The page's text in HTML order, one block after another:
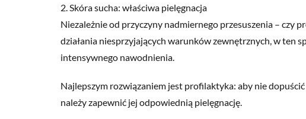
2. Skóra sucha: właściwa pielęgnacja
Niezależnie od przyczyny nadmiernego przesuszenia – czy
działania niesprzyjających warunkówzewnętrznych, w ten
intensywnego nawodnienia.
Najlepszym rozwiązaniem jest profilaktyka: aby nie
należy zapewnić jej odpowiednią pielęgnację.